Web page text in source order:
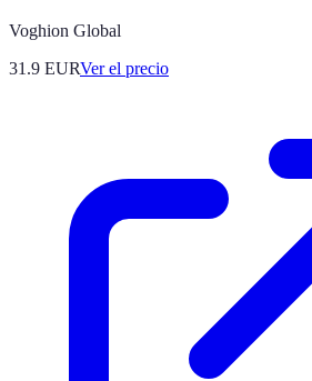
Voghion Global
31.9 EURVer el precio